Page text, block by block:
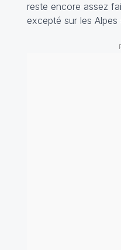
reste encore assez
excepté sur les Alpes